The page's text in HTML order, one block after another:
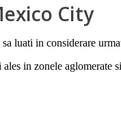
City
luati in considerare
in zonele aglomerate